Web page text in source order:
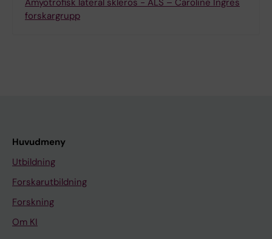
Amyotrofisk lateral skleros - ALS – Caroline Ingres
forskargrupp
Huvudmeny
Utbildning
Forskarutbildning
Forskning
Om KI